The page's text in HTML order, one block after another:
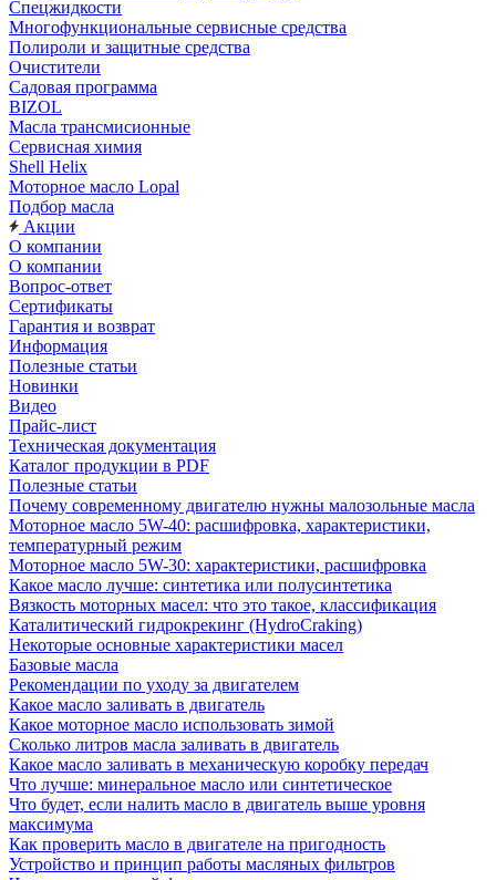
Спецжидкости
Многофункциональные сервисные средства
Полироли и защитные средства
Очистители
Садовая программа
BIZOL
Масла трансмисионные
Сервисная химия
Shell Helix
Моторное масло Lopal
Подбор масла
Акции
О компании
О компании
Вопрос-ответ
Сертификаты
Гарантия и возврат
Информация
Полезные статьи
Новинки
Видео
Прайс-лист
Техническая документация
Каталог продукции в PDF
Полезные статьи
Почему современному двигателю нужны малозольные масла
Моторное масло 5W-40: расшифровка, характеристики,
температурный режим
Моторное масло 5W-30: характеристики, расшифровка
Какое масло лучше: синтетика или полусинтетика
Вязкость моторных масел: что это такое, классификация
Каталитический гидрокрекинг (НydroСraking)
Некоторые основные характеристики масел
Базовые масла
Рекомендации по уходу за двигателем
Какое масло заливать в двигатель
Какое моторное масло использовать зимой
Сколько литров масла заливать в двигатель
Какое масло заливать в механическую коробку передач
Что лучше: минеральное масло или синтетическое
Что будет, если налить масло в двигатель выше уровня
максимума
Как проверить масло в двигателе на пригодность
Устройство и принцип работы масляных фильтров